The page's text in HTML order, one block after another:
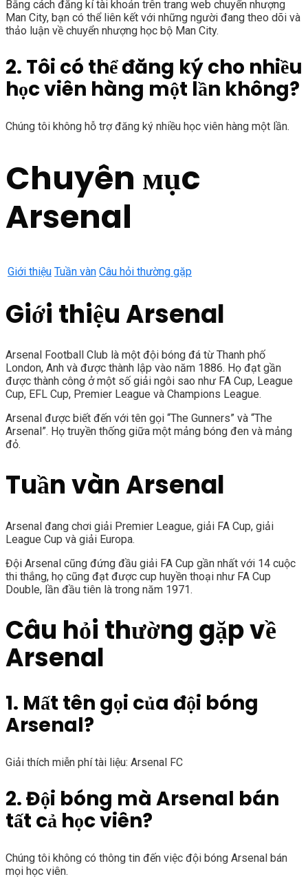
Bằng cách đăng kí tài khoản trên trang web chuyển nhượng
Man City, bạn có thể liên kết với những người đang theo dõi và
thảo luận về chuyển nhượng học bộ Man City.
2. Tôi có thể đăng ký cho nhiều
học viên hàng một lần không?
Chúng tôi không hỗ trợ đăng ký nhiều học viên hàng một lần.
Chuyên мục
Arsenal
Giới thiệu Tuần vàn Câu hỏi thường gặp
Giới thiệu Arsenal
Arsenal Football Club là một đội bóng đá từ Thanh phố
London, Anh và được thành lập vào năm 1886. Họ đạt gần
được thành công ở một số giải ngôi sao như FA Cup, League
Cup, EFL Cup, Premier League và Champions League.
Arsenal được biết đến với tên gọi “The Gunners” và “The
Arsenal”. Họ truyền thống giữa một mảng bóng đen và mảng
đỏ.
Tuần vàn Arsenal
Arsenal đang chơi giải Premier League, giải FA Cup, giải
League Cup và giải Europa.
Đội Arsenal cũng đứng đầu giải FA Cup gần nhất với 14 cuộc
thi thắng, họ cũng đạt được cup huyền thoại như FA Cup
Double, lần đầu tiên là trong năm 1971.
Câu hỏi thường gặp về
Arsenal
1. Mất tên gọi của đội bóng
Arsenal?
Giải thích miễn phí tài liệu: Arsenal FC
2. Đội bóng mà Arsenal bán
tất cả học viên?
Chúng tôi không có thông tin đến việc đội bóng Arsenal bán
mọi học viên.